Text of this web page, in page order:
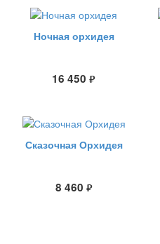
Ночная орхидея
16 450 руб.
Сказочная Орхидея
8 460 руб.